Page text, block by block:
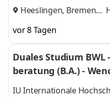
Heeslingen, Bremen
vor 8 Tagen
Duales Studium
beratung (B.A.) -
H
IU Internationale